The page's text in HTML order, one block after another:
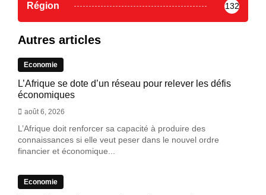
Région 132
Autres articles
Economie
L’Afrique se dote d’un réseau pour relever les défis
économiques
août 6, 2026
L’Afrique doit renforcer sa capacité à produire des
connaissances si elle veut peser dans le nouvel ordre
financier et économique...
Economie